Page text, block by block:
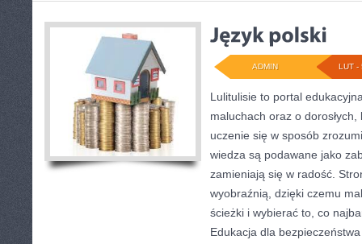
LUT -
ADMIN
Lulitulisie to portal
maluchach oraz o
uczenie się w sposób
wiedza są podawane jako
zamieniają się w radość.
wyobraźnią, dzięki czemu
ścieżki i wybierać to, co
Edukacja dla